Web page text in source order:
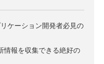
ケーション開発者必見の
情報を収集できる絶好の